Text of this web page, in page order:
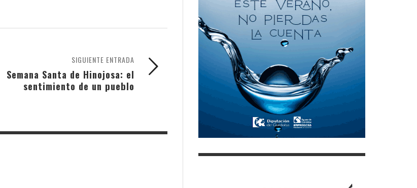
SIGUIENTE ENTRADA
Semana Santa de Hinojosa: el
sentimiento de un pueblo